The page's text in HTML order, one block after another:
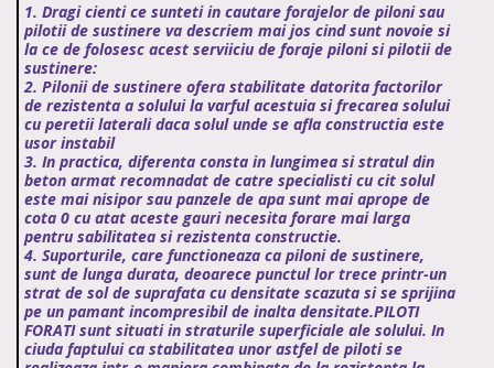
1. Dragi cienti ce sunteti in cautare forajelor de piloni sau
pilotii de sustinere va descriem mai jos cind sunt novoie si
la ce de folosesc acest serviiciu de foraje piloni si pilotii de
sustinere:
2. Pilonii de sustinere ofera stabilitate datorita factorilor
de rezistenta a solului la varful acestuia si frecarea solului
cu peretii laterali daca solul unde se afla constructia este
usor instabil
3. In practica, diferenta consta in lungimea si stratul din
beton armat recomnadat de catre specialisti cu cit solul
este mai nisipor sau panzele de apa sunt mai aprope de
cota 0 cu atat aceste gauri necesita forare mai larga
pentru sabilitatea si rezistenta constructie.
4. Suporturile, care functioneaza ca piloni de sustinere,
sunt de lunga durata, deoarece punctul lor trece printr-un
strat de sol de suprafata cu densitate scazuta si se sprijina
pe un pamant incompresibil de inalta densitate.PILOTI
FORATIsunt situati in straturile superficiale ale solului. In
ciuda faptului ca stabilitatea unor astfel de piloti se